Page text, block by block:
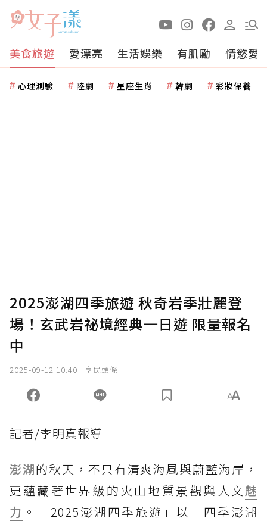
美食旅遊 愛漂亮 生活娛樂 有肌勵 情慾愛
心理測驗 陸劇 星座生肖 韓劇 彩妝保養
2025澎湖四季旅遊 秋奇岩季壯麗登
場！玄武岩祕境經典一日遊 限量報名
中
2025-09-12 10:40 享民頭條
記者/李明真報導
澎湖的秋天，不只有清爽海風與蔚藍海岸，
更蘊藏著世界級的火山地質景觀與人文魅
力 。「2025澎湖四季旅遊」以「四季澎湖